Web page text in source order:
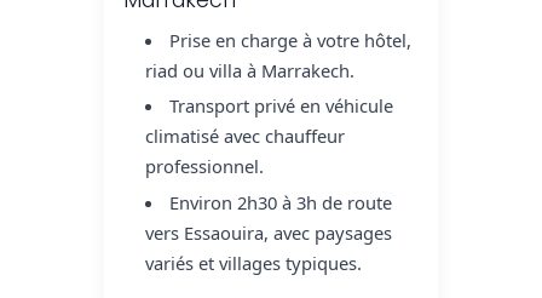
Prise en charge à votre hôtel,
riad ou villa à Marrakech.
Transport privé en véhicule
climatisé avec chauffeur
professionnel.
Environ 2h30 à 3h de route
vers Essaouira, avec paysages
variés et villages typiques.